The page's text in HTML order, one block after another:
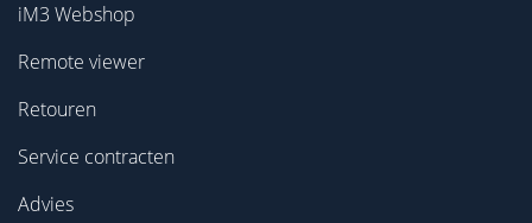
iM3 Webshop
Remote viewer
Retouren
Service contracten
Advies